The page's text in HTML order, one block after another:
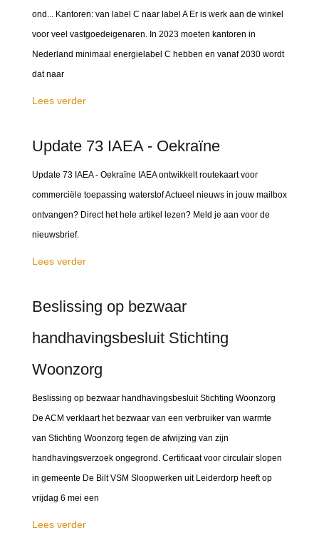
ond... Kantoren: van label C naar label A Er is werk aan de winkel
voor veel vastgoedeigenaren. In 2023 moeten kantoren in
Nederland minimaal energielabel C hebben en vanaf 2030 wordt
dat naar
Lees verder
Update 73 IAEA - Oekraïne
Update 73 IAEA - Oekraïne IAEA ontwikkelt routekaart voor
commerciële toepassing waterstof Actueel nieuws in jouw mailbox
ontvangen? Direct het hele artikel lezen? Meld je aan voor de
nieuwsbrief.
Lees verder
Beslissing op bezwaar
handhavingsbesluit Stichting
Woonzorg
Beslissing op bezwaar handhavingsbesluit Stichting Woonzorg
De ACM verklaart het bezwaar van een verbruiker van warmte
van Stichting Woonzorg tegen de afwijzing van zijn
handhavingsverzoek ongegrond. Certificaat voor circulair slopen
in gemeente De Bilt VSM Sloopwerken uit Leiderdorp heeft op
vrijdag 6 mei een
Lees verder